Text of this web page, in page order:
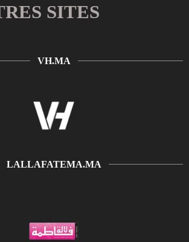
SITES
VH.MA
LALLAFATEMA.MA